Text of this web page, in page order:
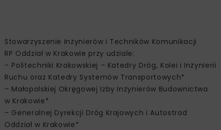
Stowarzyszenie Inżynierów i Techników Komunikacji
RP Oddział w Krakowie przy udziale:
– Politechniki Krakowskiej – Katedry Dróg, Kolei i Inżynierii
Ruchu oraz Katedry Systemów Transportowych*
– Małopolskiej Okręgowej Izby Inżynierów Budownictwa
w Krakowie*
– Generalnej Dyrekcji Dróg Krajowych i Autostrad
Oddział w Krakowie*